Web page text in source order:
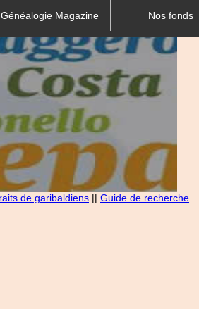
Généalogie Magazine Nos fonds
de garibaldiens || Guide de recherche